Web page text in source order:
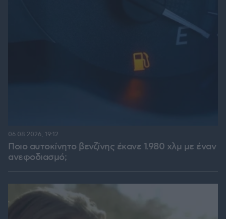
Ποιο αυτοκίνητο βενζίνης έκανε 1.980 χλμ με έναν
ανεφοδιασμό;
06.08.2026, 19:12